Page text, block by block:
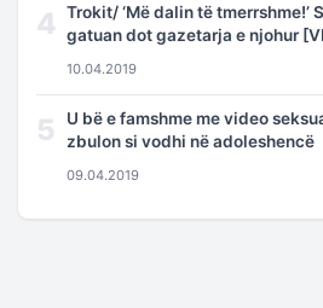
4
Trokit/ ‘Më dalin të tmerrshme!’
gatuan dot gazetarja e njohur
10.04.2019
5
U bë e famshme me video
zbulon si vodhi në adoleshencë
09.04.2019